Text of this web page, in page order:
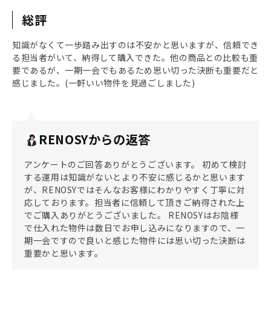
総評
知識がなくて一歩踏み出すのは不安かと思いますが、信頼でき
る担当者がいて、納得して購入できた。他の商品との比較も重
要であるが、一期一会でもあるため思い切った決断も重要だと
感じました。(一軒いい物件を見過ごしました)
RENOSYからの返答
アンケートのご回答ありがとうございます。 初めて検討
する運用は知識がないとより不安に感じるかと思います
が、RENOSYではそんなお客様にわかりやすく丁寧に対
応しております。担当者に信頼して頂きご納得された上
でご購入ありがとうございました。 RENOSYはお陰様
で仕入れた物件は数日でお申し込みになりますので、一
期一会ですので良いと感じた物件には思い切った決断は
重要かと思います。